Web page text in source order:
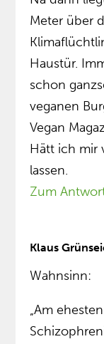
Meter über
Haustür.
schon
veganen
Vegan
Hätt ich mir
lassen.
Zum
Klaus
Wahnsinn:
„Am